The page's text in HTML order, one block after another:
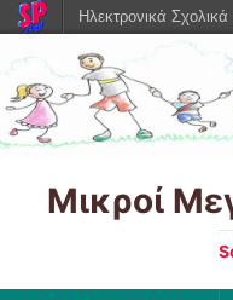
Μικροί
Ηλεκτρονικά